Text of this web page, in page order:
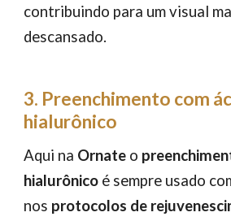
contribuindo para um visual
descansado.
3. Preenchimento com
hialurônico
Aqui na Ornate o
hialurônico é sempre usado
nos protocolos de